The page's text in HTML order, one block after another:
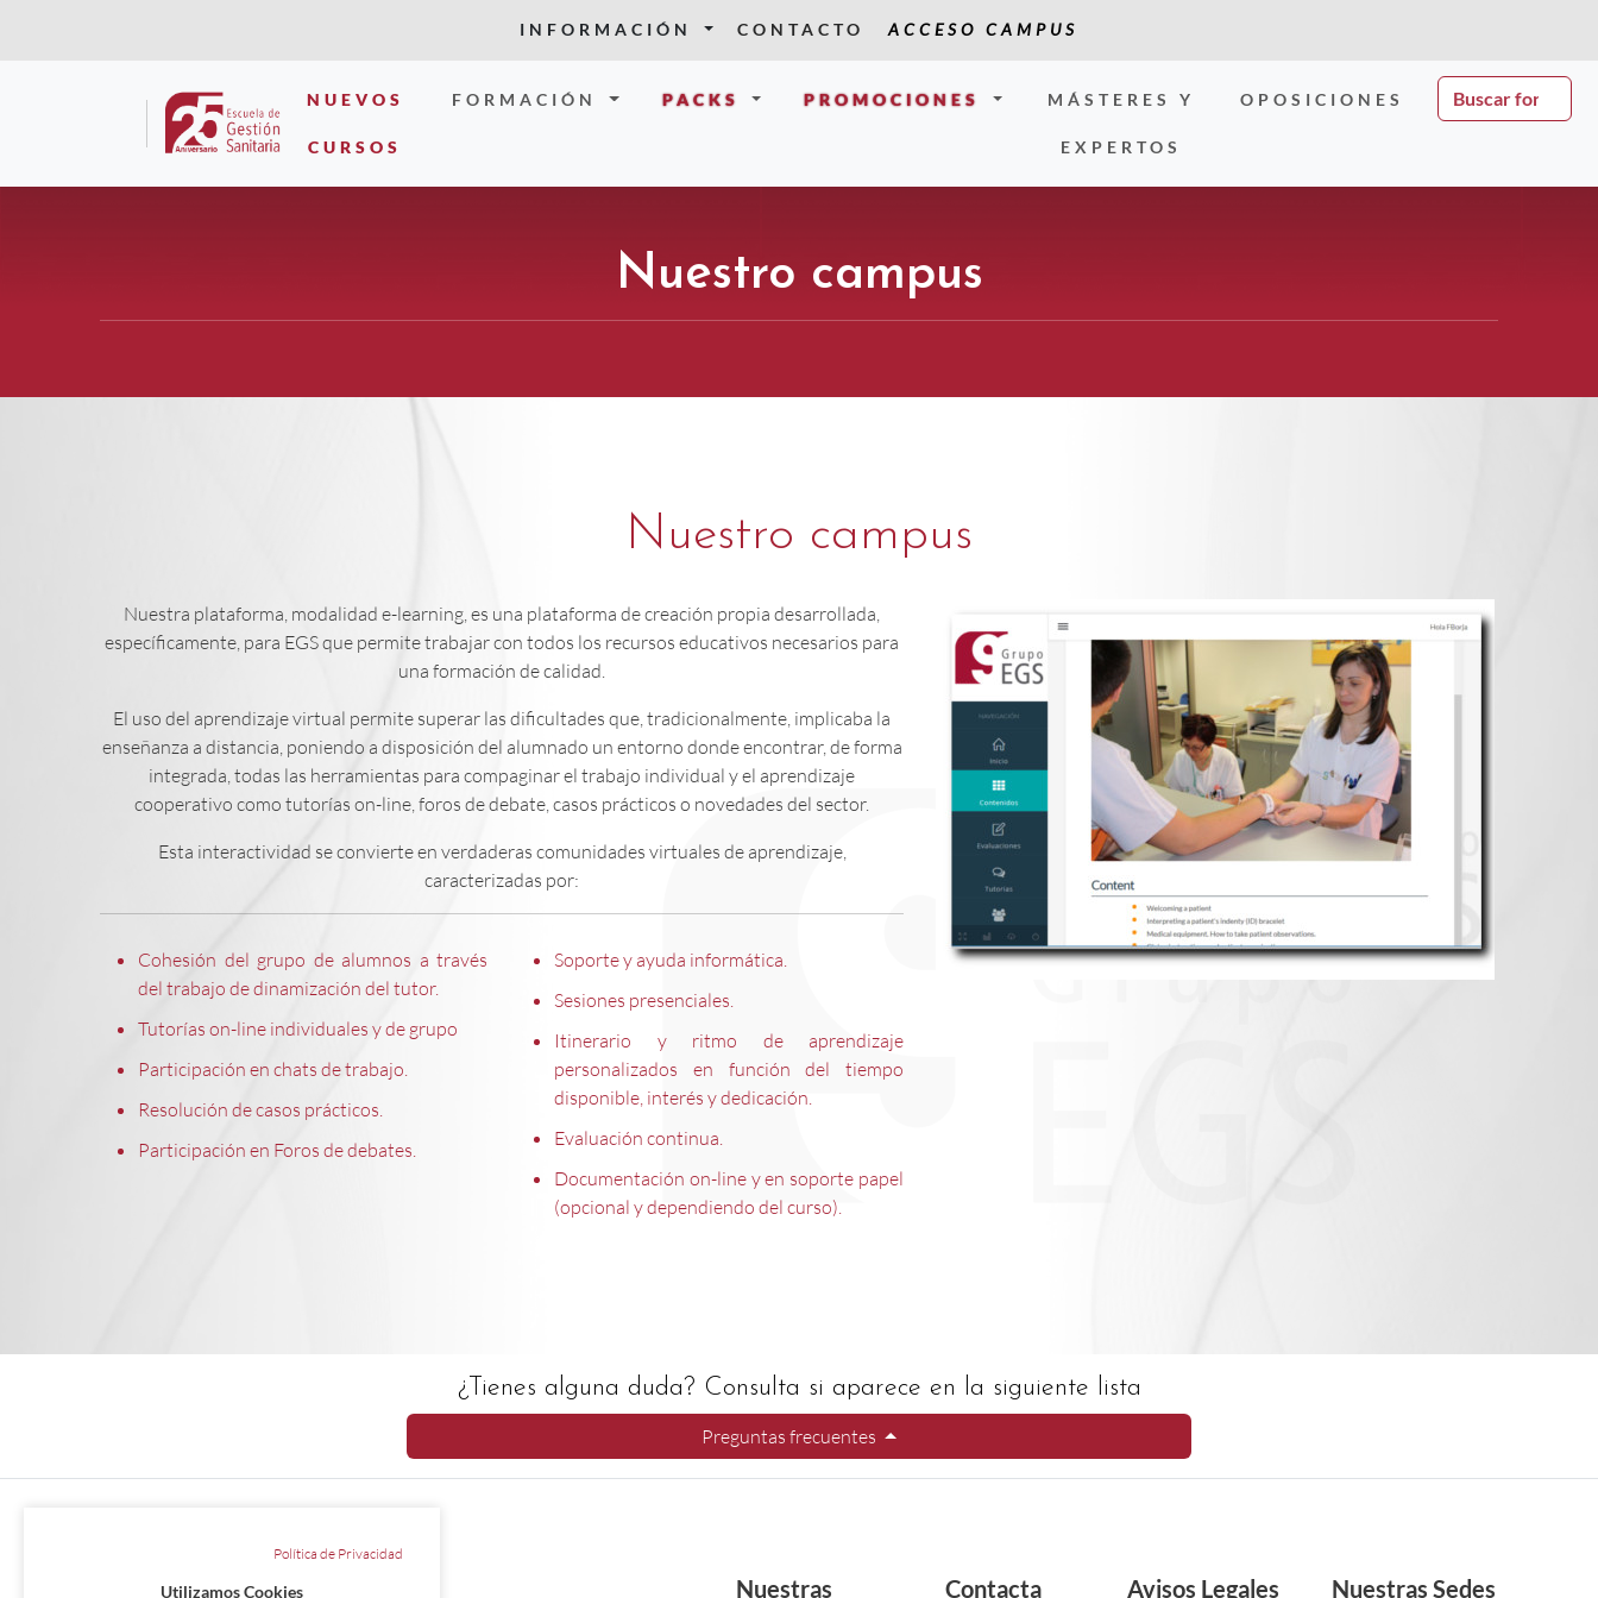
Política de Privacidad
Utilizamos Cookies
INFORMACIÓN CONTACTO ACCESO CAMPUS
NUEVOS
CURSOS
FORMACIÓN PACKS PROMOCIONES MÁSTERES Y
EXPERTOS
OPOSICIONES
Nuestro campus
Nuestro campus
Nuestra plataforma, modalidad e-learning, es una plataforma de creación propia desarrollada,
específicamente, para EGS que permite trabajar con todos los recursos educativos necesarios para
una formación de calidad.
El uso del aprendizaje virtual permite superar las dificultades que, tradicionalmente, implicaba la
enseñanza a distancia, poniendo a disposición del alumnado un entorno donde encontrar, de forma
integrada, todas las herramientas para compaginar el trabajo individual y el aprendizaje
cooperativo como tutorías on-line, foros de debate, casos prácticos o novedades del sector.
Esta interactividad se convierte en verdaderas comunidades virtuales de aprendizaje,
caracterizadas por:
Cohesión del grupo de alumnos a través
del trabajo de dinamización del tutor.
Tutorías on-line individuales y de grupo
Participación en chats de trabajo.
Resolución de casos prácticos.
Participación en Foros de debates.
Soporte y ayuda informática.
Sesiones presenciales.
Itinerario y ritmo de aprendizaje
personalizados en función del tiempo
disponible, interés y dedicación.
Evaluación continua.
Documentación on-line y en soporte papel
(opcional y dependiendo del curso).
¿Tienes alguna duda? Consulta si aparece en la siguiente lista
Preguntas frecuentes
Nuestras Contacta Avisos Legales Nuestras Sedes